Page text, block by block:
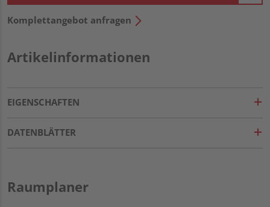
Komplettangebot anfragen
Artikelinformationen
EIGENSCHAFTEN
DATENBLÄTTER
Raumplaner